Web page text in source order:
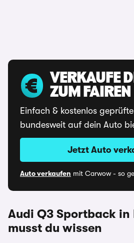
VERKAUFE
ZUM FAIREN
Einfach & kostenlos
bundesweit auf dein Auto
Jetzt Auto
Auto verkaufen mit Carwow - so
Audi Q3 Sportback in
musst du wissen